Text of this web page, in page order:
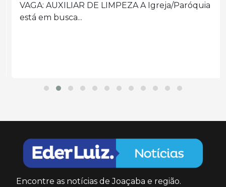
VAGA: AUXILIAR DE LIMPEZA A Igreja/Paróquia
está em busca...
Encontre as notícias de Joaçaba e região.